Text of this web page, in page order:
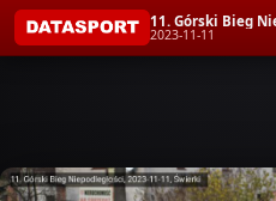
2023-11-11